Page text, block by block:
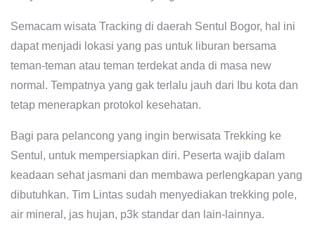
Semacam wisata Tracking di daerah Sentul Bogor, hal ini
dapat menjadi lokasi yang pas untuk liburan bersama
teman-teman atau teman terdekat anda di masa new
normal. Tempatnya yang gak terlalu jauh dari Ibu kota dan
tetap menerapkan protokol kesehatan.
Bagi para pelancong yang ingin berwisata Trekking ke
Sentul, untuk mempersiapkan diri. Peserta wajib dalam
keadaan sehat jasmani dan membawa perlengkapan yang
dibutuhkan. Tim Lintas sudah menyediakan trekking pole,
air mineral, jas hujan, p3k standar dan lain-lainnya.